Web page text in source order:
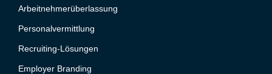
Arbeitnehmerüberlassung
Personalvermittlung
Recruiting-Lösungen
Employer Branding